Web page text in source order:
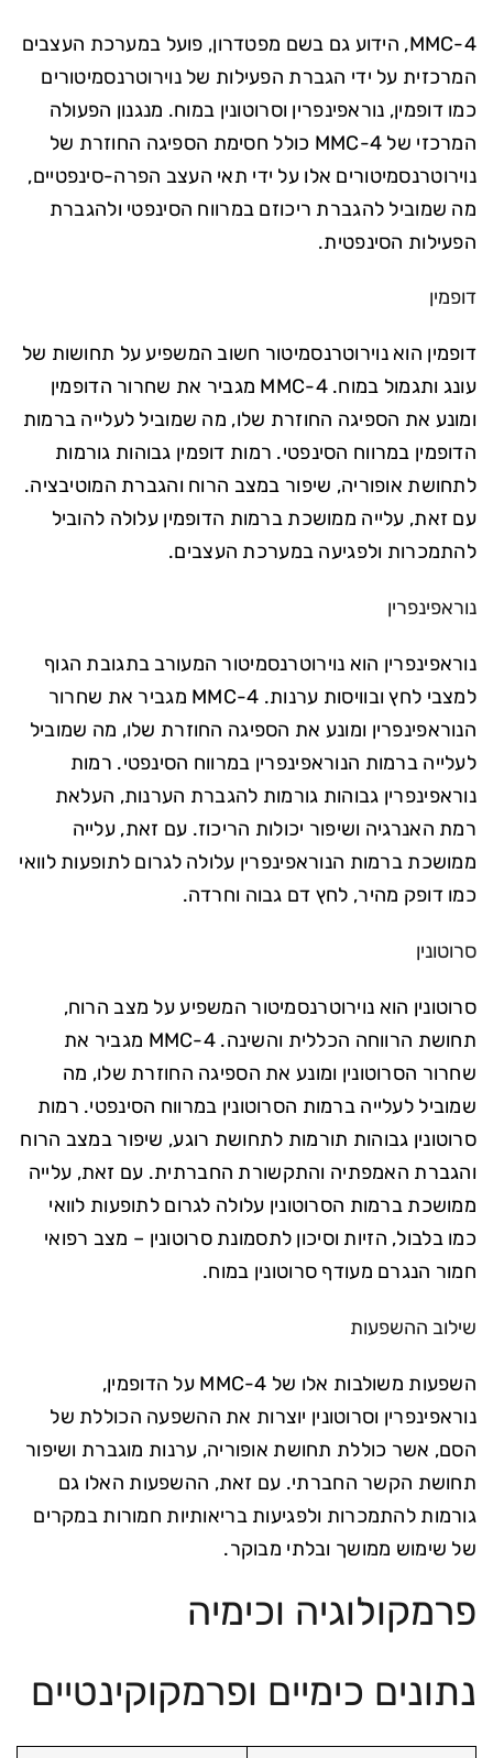
4-MMC, הידוע גם בשם מפטדרון, פועל במערכת העצבים
המרכזית על ידי הגברת הפעילות של נוירוטרנסמיטורים
כמו דופמין, נוראפינפרין וסרוטונין במוח. מנגנון הפעולה
המרכזי של 4-MMC כולל חסימת הספיגה החוזרת של
נוירוטרנסמיטורים אלו על ידי תאי העצב הפרה-סינפטיים,
מה שמוביל להגברת ריכוזם במרווח הסינפטי ולהגברת
הפעילות הסינפטית.
דופמין
דופמין הוא נוירוטרנסמיטור חשוב המשפיע על תחושות של
עונג ותגמול במוח. 4-MMC מגביר את שחרור הדופמין
ומונע את הספיגה החוזרת שלו, מה שמוביל לעלייה ברמות
הדופמין במרווח הסינפטי. רמות דופמין גבוהות גורמות
לתחושת אופוריה, שיפור במצב הרוח והגברת המוטיבציה.
עם זאת, עלייה ממושכת ברמות הדופמין עלולה להוביל
להתמכרות ולפגיעה במערכת העצבים.
נוראפינפרין
נוראפינפרין הוא נוירוטרנסמיטור המעורב בתגובת הגוף
למצבי לחץ ובוויסות ערנות. 4-MMC מגביר את שחרור
הנוראפינפרין ומונע את הספיגה החוזרת שלו, מה שמוביל
לעלייה ברמות הנוראפינפרין במרווח הסינפטי. רמות
נוראפינפרין גבוהות גורמות להגברת הערנות, העלאת
רמת האנרגיה ושיפור יכולות הריכוז. עם זאת, עלייה
ממושכת ברמות הנוראפינפרין עלולה לגרום לתופעות לוואי
כמו דופק מהיר, לחץ דם גבוה וחרדה.
סרוטונין
סרוטונין הוא נוירוטרנסמיטור המשפיע על מצב הרוח,
תחושת הרווחה הכללית והשינה. 4-MMC מגביר את
שחרור הסרוטונין ומונע את הספיגה החוזרת שלו, מה
שמוביל לעלייה ברמות הסרוטונין במרווח הסינפטי. רמות
סרוטונין גבוהות תורמות לתחושת רוגע, שיפור במצב הרוח
והגברת האמפתיה והתקשורת החברתית. עם זאת, עלייה
ממושכת ברמות הסרוטונין עלולה לגרום לתופעות לוואי
כמו בלבול, הזיות וסיכון לתסמונת סרוטונין – מצב רפואי
חמור הנגרם מעודף סרוטונין במוח.
שילוב ההשפעות
השפעות משולבות אלו של 4-MMC על הדופמין,
נוראפינפרין וסרוטונין יוצרות את ההשפעה הכוללת של
הסם, אשר כוללת תחושת אופוריה, ערנות מוגברת ושיפור
תחושת הקשר החברתי. עם זאת, ההשפעות האלו גם
גורמות להתמכרות ולפגיעות בריאותיות חמורות במקרים
של שימוש ממושך ובלתי מבוקר.
פרמקולוגיה וכימיה
נתונים כימיים ופרמקוקינטיים